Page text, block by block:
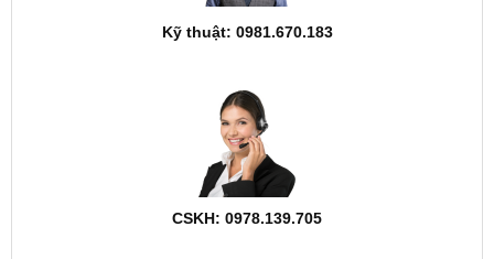
Kỹ thuật: 0981.670.183
CSKH: 0978.139.705